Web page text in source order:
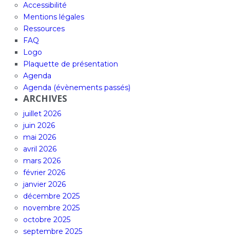
Accessibilité
Mentions légales
Ressources
FAQ
Logo
Plaquette de présentation
Agenda
Agenda (évènements passés)
ARCHIVES
juillet 2026
juin 2026
mai 2026
avril 2026
mars 2026
février 2026
janvier 2026
décembre 2025
novembre 2025
octobre 2025
septembre 2025